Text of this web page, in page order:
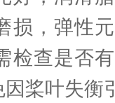
损，弹性
检查是否
桨叶失衡